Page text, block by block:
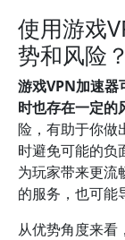
使用游戏
势和风险？
游戏VPN加速器
时也存在一定的
险，有助于你做
时避免可能的负
为玩家带来更流
的服务，也可能
从优势角度来看